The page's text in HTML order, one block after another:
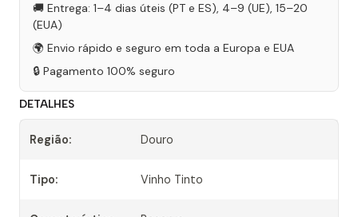
🚚 Entrega: 1–4 dias úteis (PT e ES), 4–9 (UE), 15–20
(EUA)
🌍 Envio rápido e seguro em toda a Europa e EUA
🔒 Pagamento 100% seguro
DETALHES
Região: Douro
Tipo: Vinho Tinto